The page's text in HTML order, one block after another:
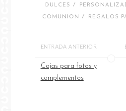
DULCES /
COMUNION / REGALOS
ENTRADA ANTERIOR
Cajas para fotos y
complementos